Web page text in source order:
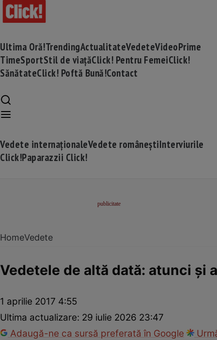
Ultima Oră!TrendingActualitateVedeteVideoPrime
TimeSportStil de viațăClick! Pentru FemeiClick!
SănătateClick! Poftă Bună!Contact
Vedete internaționaleVedete româneștiInterviurile
Click!Paparazzii Click!
HomeVedete
Vedetele de altă dată: atunci şi
1 aprilie 2017 4:55
Ultima actualizare: 29 iulie 2026 23:47
Adaugă-ne ca sursă preferată în Google